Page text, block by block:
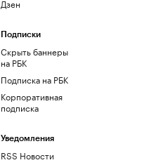
Дзен
Подписки
Скрыть баннеры
на РБК
Подписка на РБК
Корпоративная
подписка
Уведомления
RSS Новости